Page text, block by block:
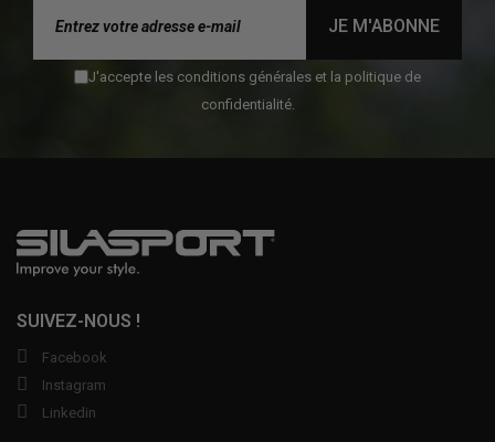
JE M'ABONNE
J'accepte les conditions générales et la politique de
confidentialité.
SUIVEZ-NOUS !
Facebook
Instagram
Linkedin